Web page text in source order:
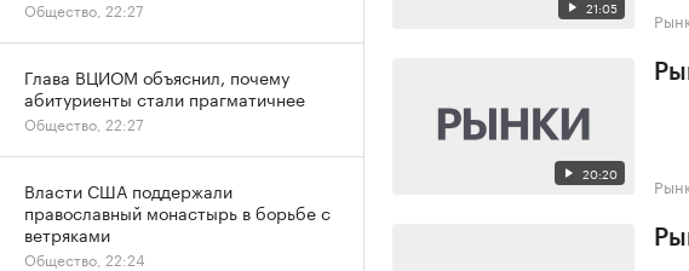
21:05
20:20
Общество, 22:27
Глава ВЦИОМ объяснил, почему
абитуриенты стали прагматичнее
Общество, 22:27
Власти США поддержали
православный монастырь в борьбе с
ветряками
Общество, 22:24